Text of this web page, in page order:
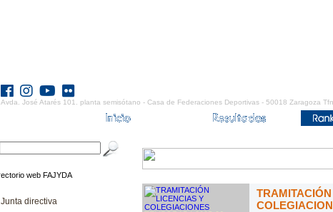
Avda. José Atarés 101. planta semisótano - Casa de Federaciones Deportivas - 50018 Zaragoza
Junta directiva